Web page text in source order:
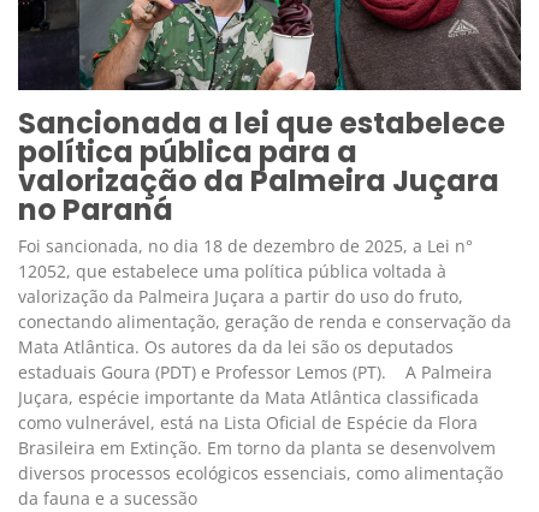
Sancionada a lei que estabelece
política pública para a
valorização da Palmeira Juçara
no Paraná
Foi sancionada, no dia 18 de dezembro de 2025, a Lei n°
12052, que estabelece uma política pública voltada à
valorização da Palmeira Juçara a partir do uso do fruto,
conectando alimentação, geração de renda e conservação da
Mata Atlântica. Os autores da da lei são os deputados
estaduais Goura (PDT) e Professor Lemos (PT). A Palmeira
Juçara, espécie importante da Mata Atlântica classificada
como vulnerável, está na Lista Oficial de Espécie da Flora
Brasileira em Extinção. Em torno da planta se desenvolvem
diversos processos ecológicos essenciais, como alimentação
da fauna e a sucessão